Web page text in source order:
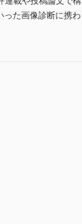
った画像診断に携わ